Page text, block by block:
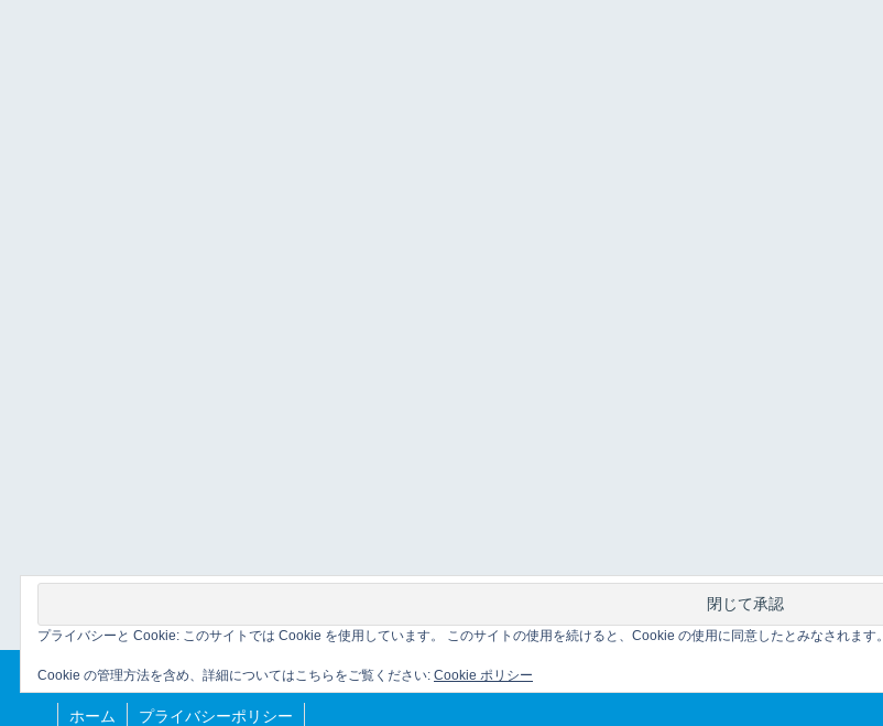
ホーム プライバシーポリシー
プライバシーと Cookie: このサイトでは Cookie を使用しています。 このサイトの使用を続けると、Cookie の使用に同意したとみなされます。
Cookie の管理方法を含め、詳細についてはこちらをご覧ください: Cookie ポリシー